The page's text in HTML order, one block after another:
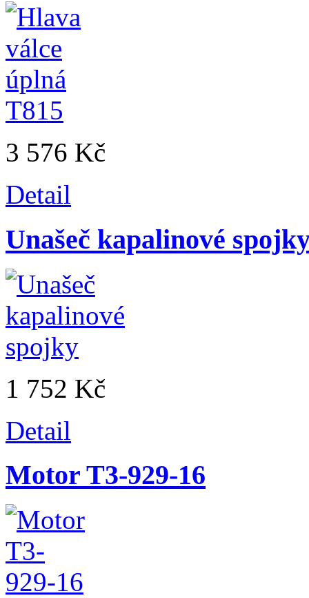
3 576 Kč
Detail
Unašeč kapalinové
1 752 Kč
Detail
Motor T3-929-16